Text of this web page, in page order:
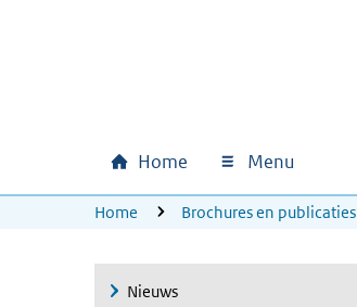
Hoofdnavigatie
Home Menu
U bevindt zich hier:
Home Brochures en publicaties
Nieuws